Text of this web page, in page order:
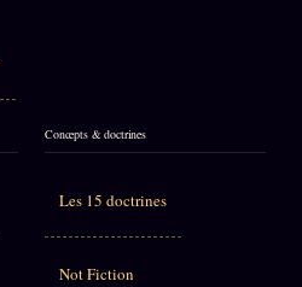
Concepts & doctrines
Les 15 doctrines
Not Fiction